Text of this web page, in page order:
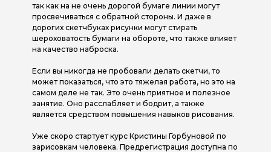
так как на не очень дорогой бумаге линии могут
просвечиваться с обратной стороны. И даже в
дорогих скетчбуках рисунки могут стирать
шероховатость бумаги на обороте, что также влияет
на качество наброска.
Если вы никогда не пробовали делать скетчи, то
может показаться, что это тяжелая работа, но это на
самом деле не так. Это очень приятное и полезное
занятие. Оно расслабляет и бодрит, а также
является средством повышения навыков рисования.
Уже скоро стартует курс Кристины Горбуновой по
зарисовкам человека. Предрегистрация доступна по